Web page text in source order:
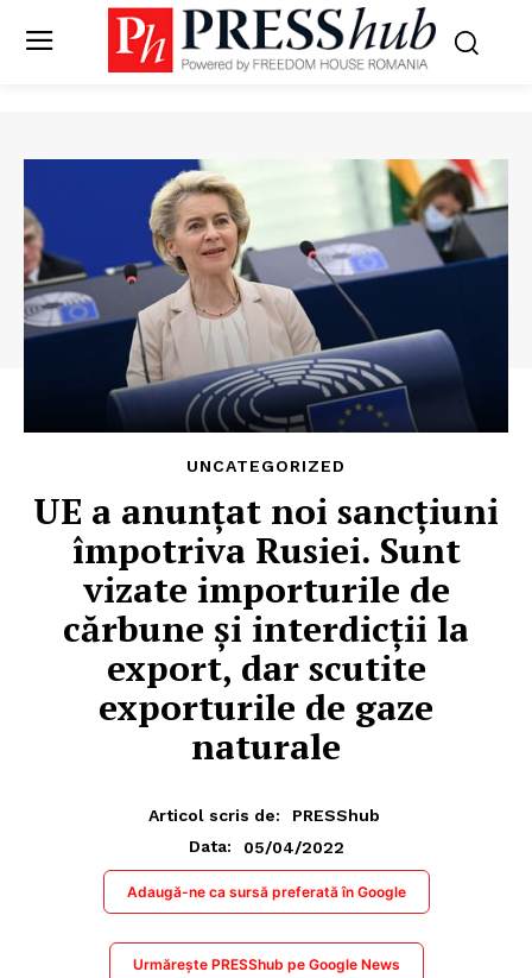
UNCATEGORIZED
​UE a anunțat noi sancțiuni
împotriva Rusiei. Sunt
vizate importurile de
cărbune și interdicții la
export, dar scutite
exporturile de gaze
naturale
Articol scris de:
PRESShub
Data:
05/04/2022
Adaugă-ne ca sursă preferată în Google
Urmărește PRESShub pe Google News